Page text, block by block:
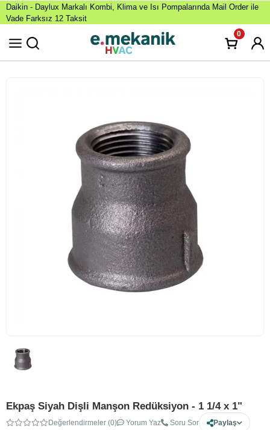
Daikin - Daylux Markalı Kombi, Klima ve Isı Pompalarında Mail Order ile
Vade Farksız 12 Taksit
0
Ekpaş Siyah Dişli Manşon Redüksiyon - 1 1/4 x 1"
Değerlendirmeler (0) Yorum Yaz Soru Sor Paylaş